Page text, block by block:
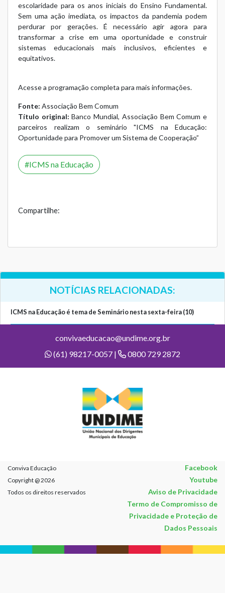
escolaridade para os anos iniciais do Ensino Fundamental.
Sem uma ação imediata, os impactos da pandemia podem
perdurar por gerações. É necessário agir agora para
transformar a crise em uma oportunidade e construir
sistemas educacionais mais inclusivos, eficientes e
equitativos.
Acesse a programação completa para mais informações.
Fonte: Associação Bem Comum
Título original: Banco Mundial, Associação Bem Comum e
parceiros realizam o seminário "ICMS na Educação:
Oportunidade para Promover um Sistema de Cooperação”
ICMS na Educação
Compartilhe:
NOTÍCIAS RELACIONADAS:
ICMS na Educação é tema de Seminário nesta sexta-feira (10)
convivaeducacao@undime.org.br
(61) 98217-0057 |
0800 729 2872
Conviva Educação Facebook
Copyright @ 2026 Youtube
Todos os direitos reservados
Aviso de Privacidade
Termo de Compromisso de
Privacidade e Proteção de
Dados Pessoais